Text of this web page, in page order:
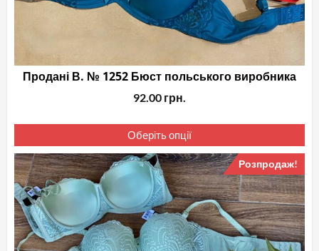
Продані В. № 1252 Бюст польського виробника
92.00 грн.
Оберіть опції
Розпродаж!